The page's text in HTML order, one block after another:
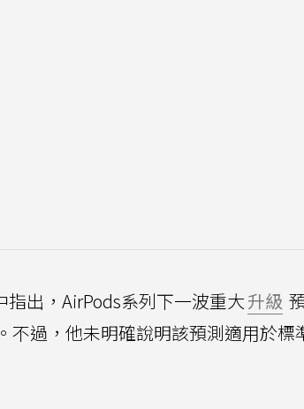
出，AirPods系列下一波重大升級
不過，他未明確說明該預測適用於標